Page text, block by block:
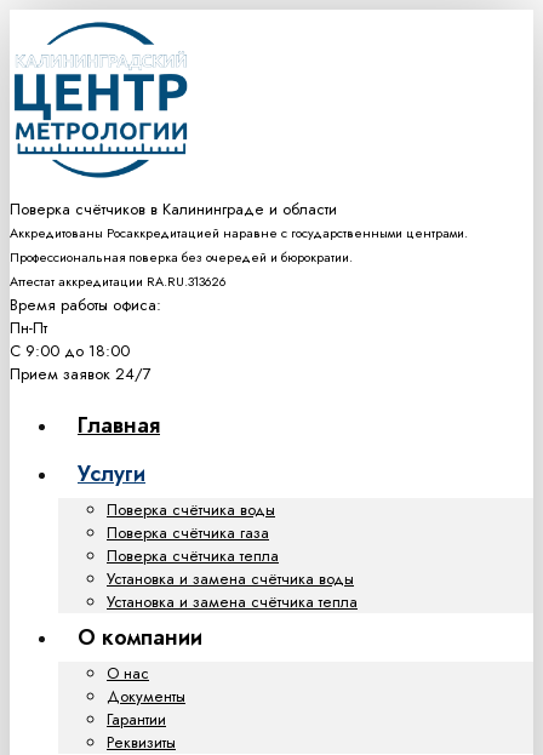
Поверка счётчиков в Калининграде и области
Аккредитованы Росаккредитацией наравне с государственными центрами.
Профессиональная поверка без очередей и бюрократии.
Аттестат аккредитации RA.RU.313626
Время работы офиса:
Пн-Пт
С 9:00 до 18:00
Прием заявок 24/7
Главная
Услуги
Поверка счётчика воды
Поверка счётчика газа
Поверка счётчика тепла
Установка и замена счётчика воды
Установка и замена счётчика тепла
О компании
О нас
Документы
Гарантии
Реквизиты